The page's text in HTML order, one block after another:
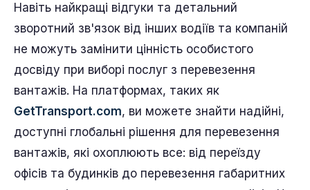
Навіть найкращі відгуки та детальний
зворотний зв'язок від інших водіїв та компаній
не можуть замінити цінність особистого
досвіду при виборі послуг з перевезення
вантажів. На платформах, таких як
GetTransport.com, ви можете знайти надійні,
доступні глобальні рішення для перевезення
вантажів, які охоплюють все: від переїзду
офісів та будинків до перевезення габаритних